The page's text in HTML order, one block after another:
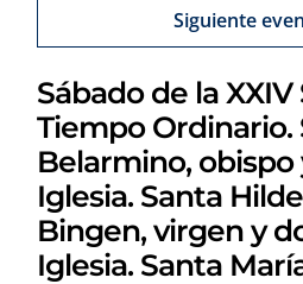
Siguiente
Sábado de la
Tiempo Ordinario.
Belarmino,
Iglesia. Santa
Bingen, virgen y
Iglesia. Santa